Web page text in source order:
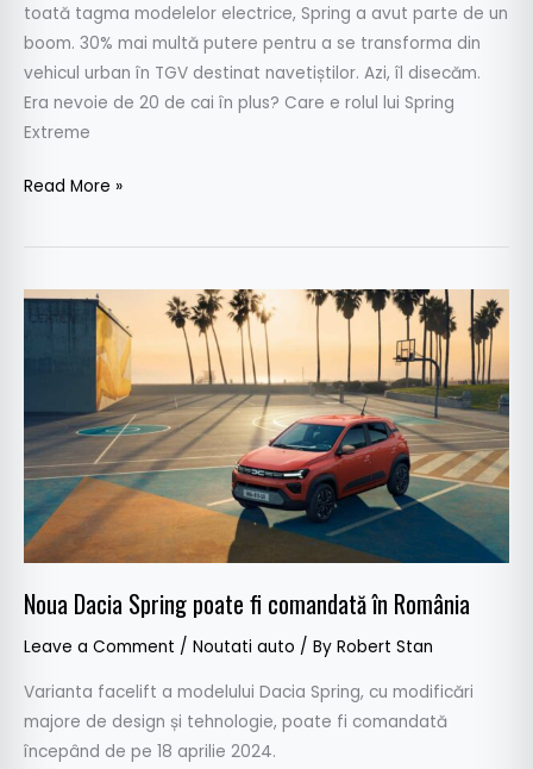
toată tagma modelelor electrice, Spring a avut parte de un
boom. 30% mai multă putere pentru a se transforma din
vehicul urban în TGV destinat navetiștilor. Azi, îl disecăm.
Era nevoie de 20 de cai în plus? Care e rolul lui Spring
Extreme
Read More »
Noua Dacia Spring poate fi comandată în România
Leave a Comment / Noutati auto / By Robert Stan
Varianta facelift a modelului Dacia Spring, cu modificări
majore de design și tehnologie, poate fi comandată
începând de pe 18 aprilie 2024.
Noua
fi
comandată
în
România